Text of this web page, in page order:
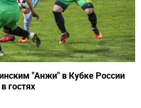
"Анжи" в Кубке России
гостях